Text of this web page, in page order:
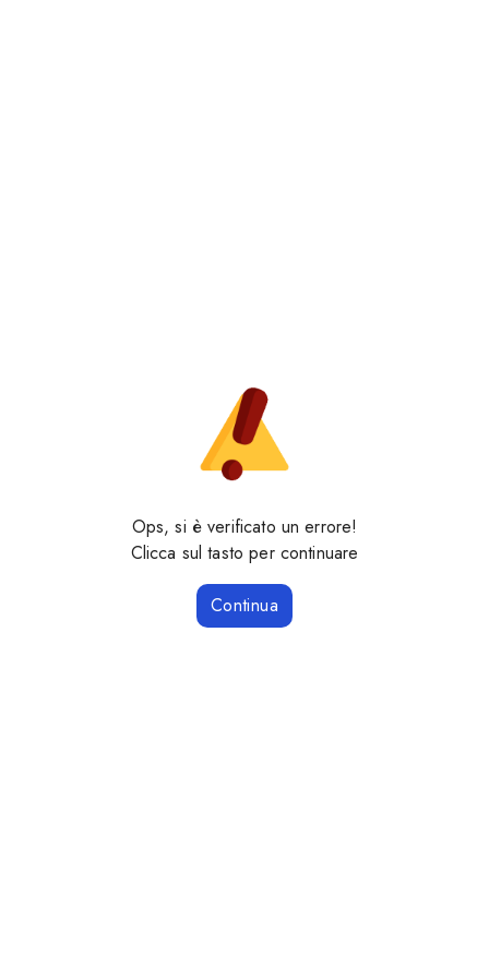
Ops, si è verificato un errore!
Clicca sul tasto per continuare
Continua